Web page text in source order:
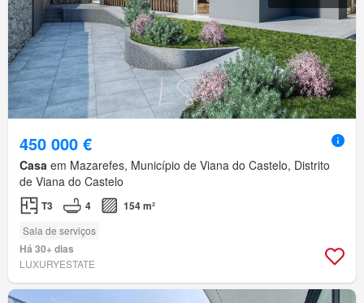
450 000 €
Casa em Mazarefes, Município de Viana do Castelo, Distrito
de Viana do Castelo
T3 4 154 m²
Sala de serviços
Há 30+ dias
LUXURYESTATE